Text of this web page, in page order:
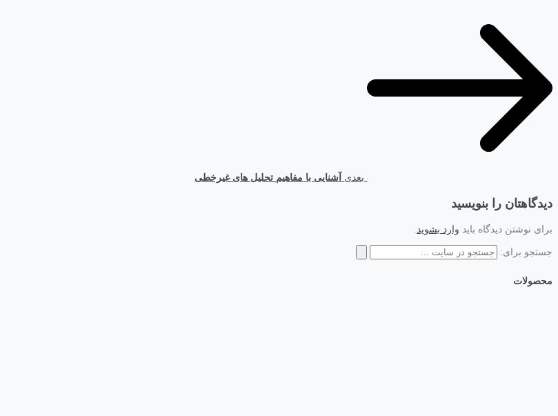
بعدی آشنایی با مفاهیم تحلیل های غیرخطی
دیدگاهتان را بنویسید
برای نوشتن دیدگاه باید وارد بشوید.
جستجو برای:
محصولات